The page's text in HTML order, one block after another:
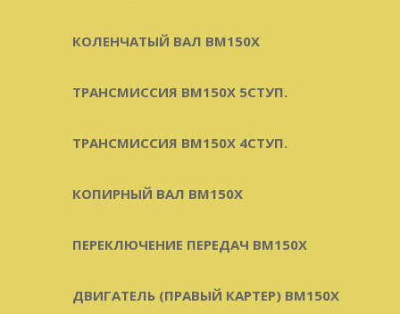
КОЛЕНЧАТЫЙ ВАЛ BM150X
ТРАНСМИССИЯ BM150X 5СТУП.
ТРАНСМИССИЯ BM150X 4СТУП.
КОПИРНЫЙ ВАЛ BM150X
ПЕРЕКЛЮЧЕНИЕ ПЕРЕДАЧ BM150X
ДВИГАТЕЛЬ (ПРАВЫЙ КАРТЕР) BM150X